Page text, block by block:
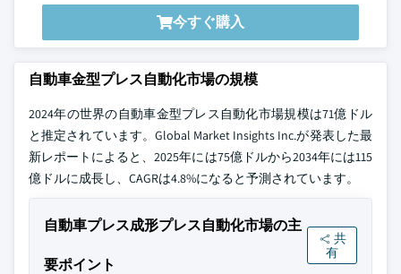
今すぐ購入
自動車金型プレス自動化市場の規模
2024年の世界の自動車金型プレス自動化市場規模は71億ドル
と推定されています。Global Market Insights Inc.が発表した最
新レポートによると、2025年には75億ドルから2034年には115
億ドルに成長し、CAGRは4.8%になると予測されています。
自動車プレス成形プレス自動化市場の主
要ポイント
共
有